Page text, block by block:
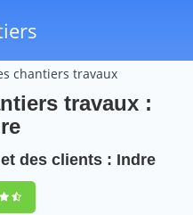
chantiers travaux
travaux :
des clients : Indre